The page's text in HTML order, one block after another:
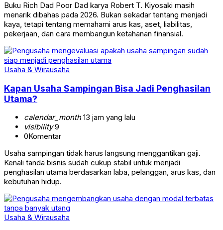
Buku Rich Dad Poor Dad karya Robert T. Kiyosaki masih
menarik dibahas pada 2026. Bukan sekadar tentang menjadi
kaya, tetapi tentang memahami arus kas, aset, liabilitas,
pekerjaan, dan cara membangun ketahanan finansial.
Usaha & Wirausaha
Kapan Usaha Sampingan Bisa Jadi Penghasilan
Utama?
calendar_month13 jam yang lalu
visibility9
0Komentar
Usaha sampingan tidak harus langsung menggantikan gaji.
Kenali tanda bisnis sudah cukup stabil untuk menjadi
penghasilan utama berdasarkan laba, pelanggan, arus kas, dan
kebutuhan hidup.
Usaha & Wirausaha